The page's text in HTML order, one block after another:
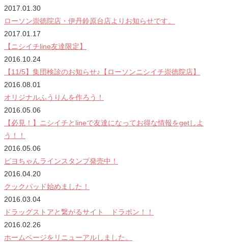
2017.01.30
ローソン崇徳院店・伊丹鈴原台店よりお知らせです。
2017.01.17
【ニシイチline友達限定】
2016.10.24
【11/5】集団検診のお知らせ♪【ローソンニシイチ崇徳院店】
2016.08.01
オリジナルふうりんを作ろう！
2016.05.06
【必見！】ニシイチとlineで友達になってお得な情報をgetしよ
う！！
2016.05.06
ピヨちゃんラインスタンプ発売中！
2016.04.20
クックパッド始めました！
2016.03.04
ドラッグストアと繋がるサイト ドラポン！！
2016.02.26
ホームページをリニューアルしました。